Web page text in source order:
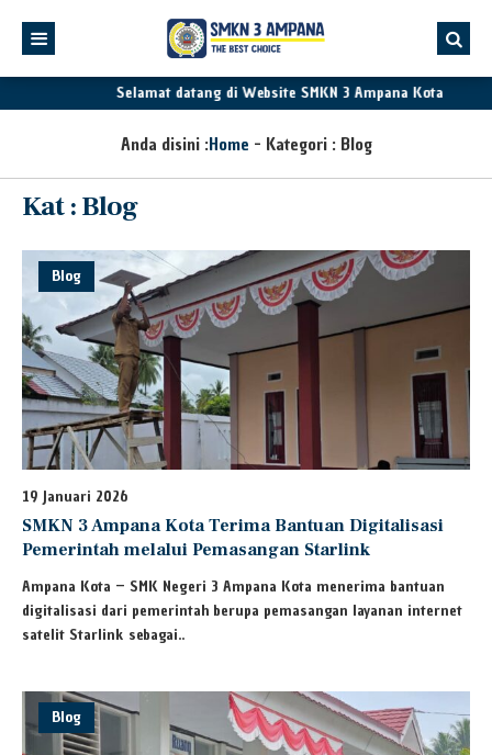
Selamat datang di Website SMKN 3 Ampana Kota
Anda disini :Home - Kategori : Blog
Kat : Blog
Blog
19 Januari 2026
SMKN 3 Ampana Kota Terima Bantuan Digitalisasi
Pemerintah melalui Pemasangan Starlink
Ampana Kota – SMK Negeri 3 Ampana Kota menerima bantuan
digitalisasi dari pemerintah berupa pemasangan layanan internet
satelit Starlink sebagai..
Blog